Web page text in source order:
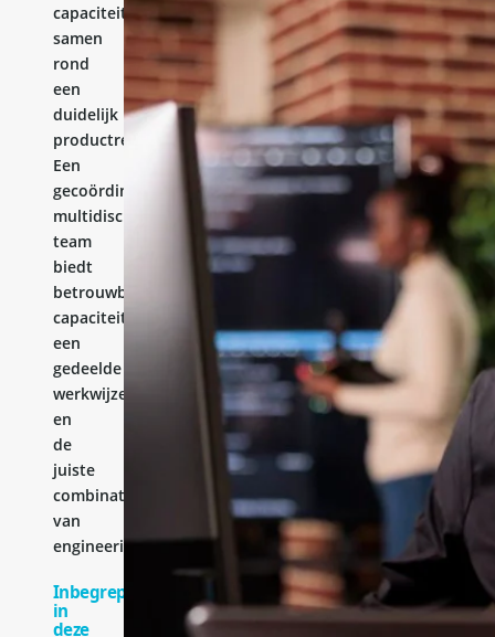
capaciteit
samen
rond
een
duidelijk
productresultaat.
Een
gecoördineerd
multidisciplinair
team
biedt
betrouwbare
capaciteit,
een
gedeelde
werkwijze
en
de
juiste
combinatie
van
engineeringervaring.
Inbegrepen
in
deze